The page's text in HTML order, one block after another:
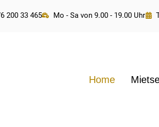
200 33 465 Mo - Sa von 9.00 - 19.00 Uhr
Home